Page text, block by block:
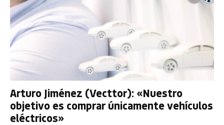
Arturo Jiménez (Vecttor): «Nuestro
objetivo es comprar únicamente vehículos
eléctricos»